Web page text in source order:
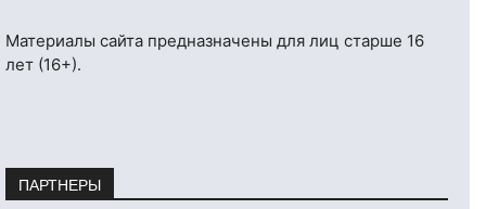
Материалы сайта предназначены для лиц старше 16
лет (16+).
ПАРТНЕРЫ